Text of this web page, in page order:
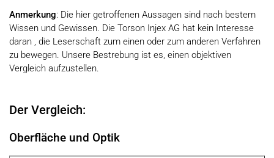
Anmerkung: Die hier getroffenen Aussagen sind nach bestem
Wissen und Gewissen. Die Torson Injex AG hat kein Interesse
daran , die Leserschaft zum einen oder zum anderen Verfahren
zu bewegen. Unsere Bestrebung ist es, einen objektiven
Vergleich aufzustellen.
Der Vergleich:
Oberfläche und Optik